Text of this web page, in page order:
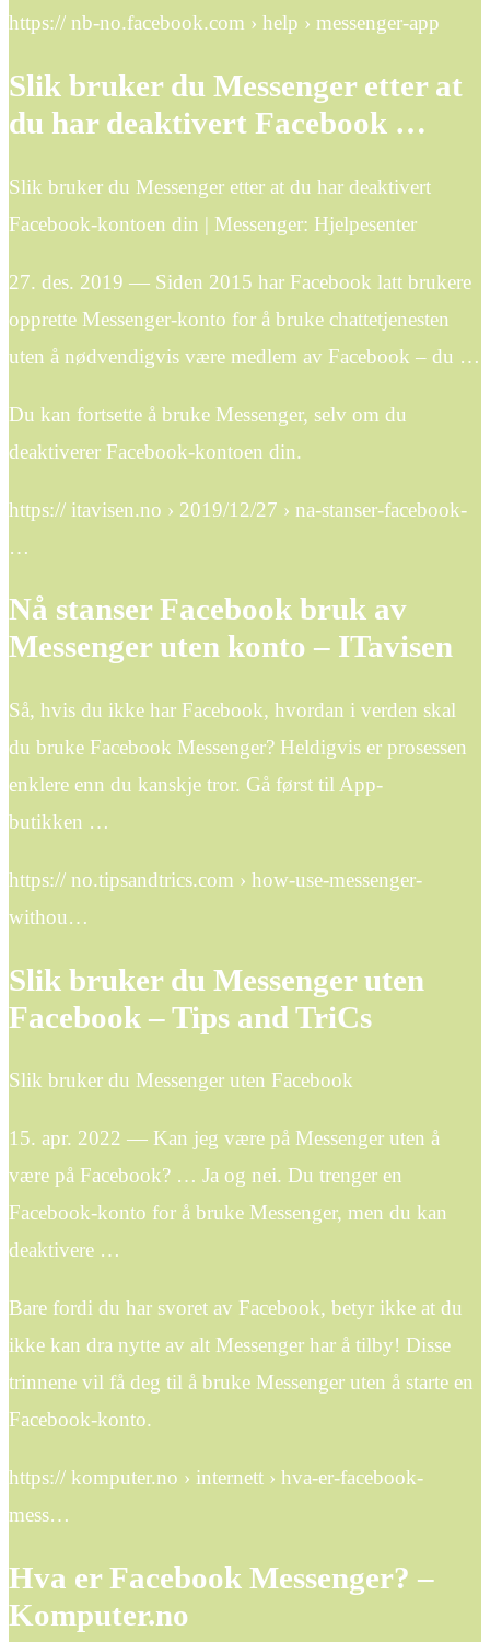
https:// nb-no.facebook.com › help › messenger-app
Slik bruker du Messenger etter at
du har deaktivert Facebook …
Slik bruker du Messenger etter at du har deaktivert
Facebook-kontoen din | Messenger: Hjelpesenter
27. des. 2019 — Siden 2015 har Facebook latt brukere
opprette Messenger-konto for å bruke chattetjenesten
uten å nødvendigvis være medlem av Facebook – du …
Du kan fortsette å bruke Messenger, selv om du
deaktiverer Facebook-kontoen din.
https:// itavisen.no › 2019/12/27 › na-stanser-facebook-
…
Nå stanser Facebook bruk av
Messenger uten konto – ITavisen
Så, hvis du ikke har Facebook, hvordan i verden skal
du bruke Facebook Messenger? Heldigvis er prosessen
enklere enn du kanskje tror. Gå først til App-
butikken …
https:// no.tipsandtrics.com › how-use-messenger-
withou…
Slik bruker du Messenger uten
Facebook – Tips and TriCs
Slik bruker du Messenger uten Facebook
15. apr. 2022 — Kan jeg være på Messenger uten å
være på Facebook? … Ja og nei. Du trenger en
Facebook-konto for å bruke Messenger, men du kan
deaktivere …
Bare fordi du har svoret av Facebook, betyr ikke at du
ikke kan dra nytte av alt Messenger har å tilby! Disse
trinnene vil få deg til å bruke Messenger uten å starte en
Facebook-konto.
https:// komputer.no › internett › hva-er-facebook-
mess…
Hva er Facebook Messenger? –
Komputer.no